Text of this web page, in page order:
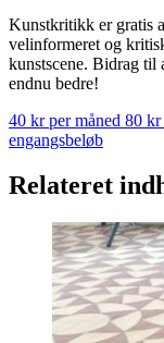
Kunstkritikk er gratis
velinformeret og
kunstscene. Bidrag til
endnu bedre!
40 kr per måned 80 kr
engangsbeløb
Relateret